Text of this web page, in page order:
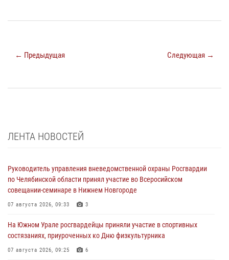
← Предыдущая Следующая →
ЛЕНТА НОВОСТЕЙ
Руководитель управления вневедомственной охраны Росгвардии
по Челябинской области принял участие во Всеросийском
совещании-семинаре в Нижнем Новгороде
07 августа 2026, 09:33 3
На Южном Урале росгвардейцы приняли участие в спортивных
состязаниях, приуроченных ко Дню физкультурника
07 августа 2026, 09:25 6